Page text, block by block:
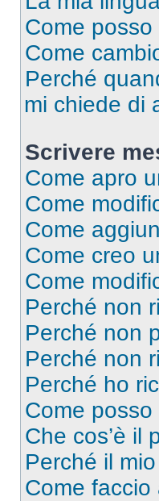
Come
Come
Perché
mi chiede di
Scrivere
Come apro
Come
Come
Come creo
Come
Perché non
Perché non
Perché non
Perché ho
Come
Che cos’è il
Perché il
Come